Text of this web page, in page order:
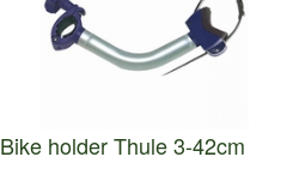
Bike holder Thule 3-42cm